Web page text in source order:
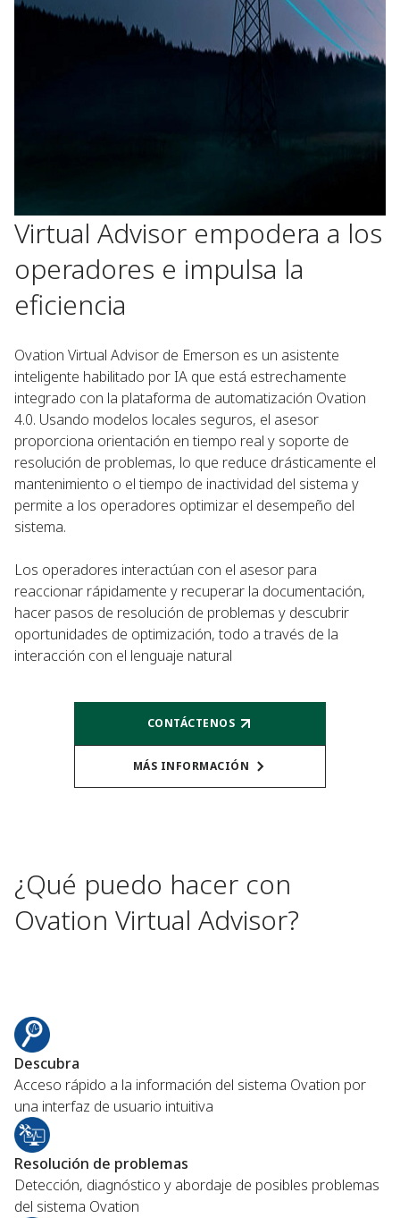
Virtual Advisor empodera a los
operadores e impulsa la
eficiencia
Ovation Virtual Advisor de Emerson es un asistente
inteligente habilitado por IA que está estrechamente
integrado con la plataforma de automatización Ovation
4.0. Usando modelos locales seguros, el asesor
proporciona orientación en tiempo real y soporte de
resolución de problemas, lo que reduce drásticamente el
mantenimiento o el tiempo de inactividad del sistema y
permite a los operadores optimizar el desempeño del
sistema.
Los operadores interactúan con el asesor para
reaccionar rápidamente y recuperar la documentación,
hacer pasos de resolución de problemas y descubrir
oportunidades de optimización, todo a través de la
interacción con el lenguaje natural
CONTÁCTENOS
MÁS INFORMACIÓN
¿Qué puedo hacer con
Ovation Virtual Advisor?
Descubra
Acceso rápido a la información del sistema Ovation por
una interfaz de usuario intuitiva
Resolución de problemas
Detección, diagnóstico y abordaje de posibles problemas
del sistema Ovation